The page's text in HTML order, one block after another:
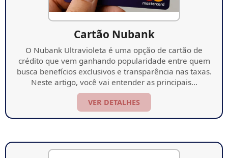
Cartão Nubank
O Nubank Ultravioleta é uma opção de cartão de
crédito que vem ganhando popularidade entre quem
busca benefícios exclusivos e transparência nas taxas.
Neste artigo, você vai entender as principais…
VER DETALHES